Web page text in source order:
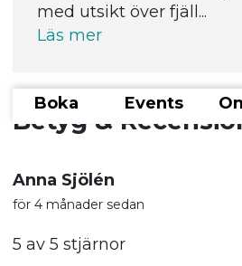
med utsikt över fjäll...
Läs mer
Boka Events
Betyg &
Anna Sjölén
för 4 månader sedan
5 av 5 stjärnor